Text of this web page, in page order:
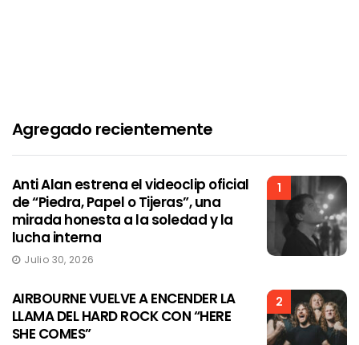
Agregado recientemente
1
Anti Alan estrena el videoclip oficial
de “Piedra, Papel o Tijeras”, una
mirada honesta a la soledad y la
lucha interna
Julio 30, 2026
2
AIRBOURNE VUELVE A ENCENDER LA
LLAMA DEL HARD ROCK CON “HERE
SHE COMES”